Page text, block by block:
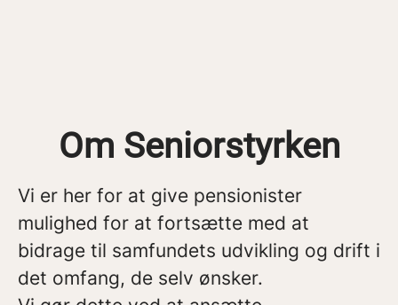
Om Seniorstyrken
Vi er her for at give pensionister
mulighed for at fortsætte med at
bidrage til samfundets udvikling og drift i
det omfang, de selv ønsker.